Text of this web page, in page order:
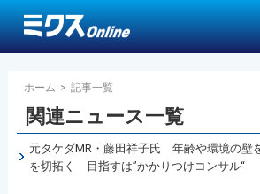
ホーム > 記事一覧
関連ニュース一覧
元タケダMR・藤田祥子氏 年齢や環境の壁
を切拓く 目指すは”かかりつけコンサル“